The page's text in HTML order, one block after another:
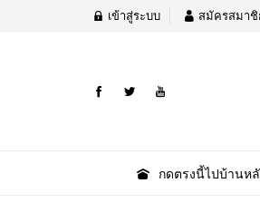
เข้าสู่ระบบ สมัครสมาชิ
กดตรงนี้ไปบ้านห